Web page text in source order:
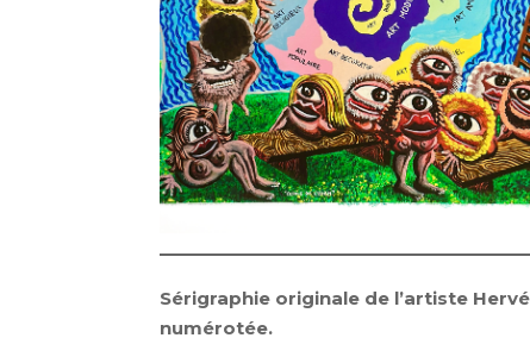
Sérigraphie originale de l’artiste
numérotée.